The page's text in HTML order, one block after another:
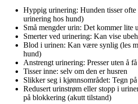
Hyppig urinering: Hunden tisser
urinering hos hund)
Små mengder urin: Det kommer lite
Smerter ved urinering: Kan vise
Blod i urinen: Kan være synlig (les
hund)
Anstrengt urinering: Presser uten å
Tisser inne: selv om den er husren
Slikker seg i kjønnsområdet: Tegn
Redusert urinstrøm eller stopp i
på blokkering (akutt tilstand)